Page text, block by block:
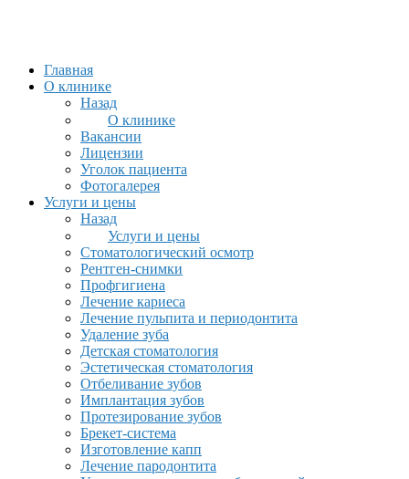
Главная
О клинике
Назад
О клинике
Вакансии
Лицензии
Уголок пациента
Фотогалерея
Услуги и цены
Назад
Услуги и цены
Стоматологический осмотр
Рентген-снимки
Профгигиена
Лечение кариеса
Лечение пульпита и периодонтита
Удаление зуба
Детская стоматология
Эстетическая стоматология
Отбеливание зубов
Имплантация зубов
Протезирование зубов
Брекет-система
Изготовление капп
Лечение пародонтита